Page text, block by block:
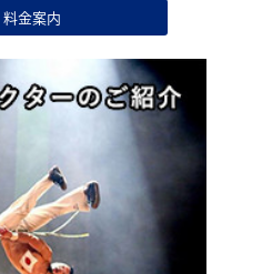
料金案内